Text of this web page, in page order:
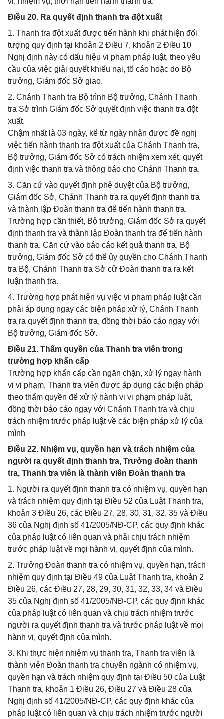
Điều 20. Ra quyết định thanh tra đột xuất
1. Thanh tra đột xuất được tiến hành khi phát hiện đối
tượng quy định tại khoản 2 Điều 7, khoản 2 Điều 10
Nghị định này có dấu hiệu vi phạm pháp luật, theo yêu
cầu của việc giải quyết khiếu nại, tố cáo hoặc do Bộ
trưởng, Giám đốc Sở giao.
2. Chánh Thanh tra Bộ trình Bộ trưởng, Chánh Thanh
tra Sở trình Giám đốc Sở quyết định việc thanh tra đột
xuất.
Chậm nhất là 03 ngày, kể từ ngày nhận được đề nghị
việc tiến hành thanh tra đột xuất của Chánh Thanh tra,
Bộ trưởng, Giám đốc Sở có trách nhiệm xem xét, quyết
định việc thanh tra và thông báo cho Chánh Thanh tra.
3. Căn cứ vào quyết định phê duyệt của Bộ trưởng,
Giám đốc Sở, Chánh Thanh tra ra quyết định thanh tra
và thành lập Đoàn thanh tra để tiến hành thanh tra.
Trường hợp cần thiết, Bộ trưởng, Giám đốc Sở ra quyết
định thanh tra và thành lập Đoàn thanh tra để tiến hành
thanh tra. Căn cứ vào báo cáo kết quả thanh tra, Bộ
trưởng, Giám đốc Sở có thể ủy quyền cho Chánh Thanh
tra Bộ, Chánh Thanh tra Sở cử Đoàn thanh tra ra kết
luận thanh tra.
4. Trường hợp phát hiện vụ việc vi phạm pháp luật cần
phải áp dụng ngay các biện pháp xử lý, Chánh Thanh
tra ra quyết định thanh tra, đồng thời báo cáo ngay với
Bộ trưởng, Giám đốc Sở.
Điều 21. Thẩm quyền của Thanh tra viên trong
trường hợp khẩn cấp
Trường hợp khẩn cấp cần ngăn chặn, xử lý ngay hành
vi vi phạm, Thanh tra viên được áp dụng các biện pháp
theo thẩm quyền để xử lý hành vi vi phạm pháp luật,
đồng thời báo cáo ngay với Chánh Thanh tra và chịu
trách nhiệm trước pháp luật về các biện pháp xử lý của
mình
Điều 22. Nhiệm vụ, quyền hạn và trách nhiệm của
người ra quyết định thanh tra, Trưởng đoàn thanh
tra, Thanh tra viên là thành viên Đoàn thanh tra
1. Người ra quyết định thanh tra có nhiệm vụ, quyền hạn
và trách nhiệm quy định tại Điều 52 của Luật Thanh tra,
khoản 3 Điều 26, các Điều 27, 28, 30, 31, 32, 35 và Điều
36 của Nghị định số 41/2005/NĐ-CP, các quy định khác
của pháp luật có liên quan và phải chịu trách nhiệm
trước pháp luật về mọi hành vi, quyết định của mình.
2. Trưởng Đoàn thanh tra có nhiệm vụ, quyền hạn, trách
nhiệm quy định tại Điều 49 của Luật Thanh tra, khoản 2
Điều 26, các Điều 27, 28, 29, 30, 31, 32, 33, 34 và Điều
35 của Nghị định số 41/2005/NĐ-CP, các quy định khác
của pháp luật có liên quan và chịu trách nhiệm trước
người ra quyết định thanh tra và trước pháp luật về mọi
hành vi, quyết định của mình.
3. Khi thực hiện nhiệm vụ thanh tra, Thanh tra viên là
thành viên Đoàn thanh tra chuyên ngành có nhiệm vụ,
quyền hạn và trách nhiệm quy định tại Điều 50 của Luật
Thanh tra, khoản 1 Điều 26, Điều 27 và Điều 28 của
Nghị định số 41/2005/NĐ-CP, các quy định khác của
pháp luật có liên quan và chịu trách nhiệm trước người